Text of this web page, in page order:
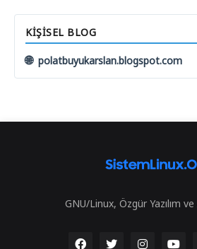
KIŞISEL BLOG
🌐 polatbuyukarslan.blogspot.com
GNU/Linux, Özgür Yazılım